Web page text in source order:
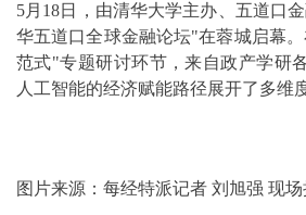
5月18日，由清华大学主办、五道口
华五道口全球金融论坛"在蓉城启幕
范式"专题研讨环节，来自政产学研
人工智能的经济赋能路径展开了多维
图片来源：每经特派记者 刘旭强 现场